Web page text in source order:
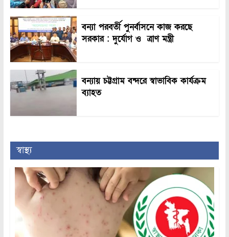
বন্যা পরবর্তী পুনর্বাসনে কাজ করছে
সরকার : দুর্যোগ ও ত্রাণ মন্ত্রী
বন্যায় চট্টগ্রাম বন্দরে স্বাভাবিক কার্যক্রম
ব্যাহত
স্বাস্থ্য